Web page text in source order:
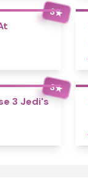
3★
3★
3 Jedi's